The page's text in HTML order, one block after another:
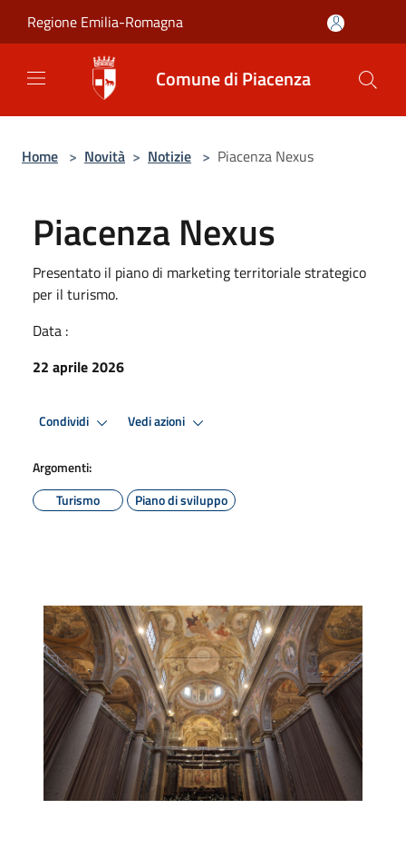
Regione Emilia-Romagna
Comune di Piacenza
Home > Novità > Notizie > Piacenza Nexus
Piacenza Nexus
Presentato il piano di marketing territoriale strategico
per il turismo.
Data :
22 aprile 2026
Condividi Vedi azioni
Argomenti:
Turismo
Piano di sviluppo